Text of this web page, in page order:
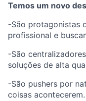
Temos um novo
-São protagonistas
profissional e
-São
soluções de alta
-São pushers por
coisas acontecerem.